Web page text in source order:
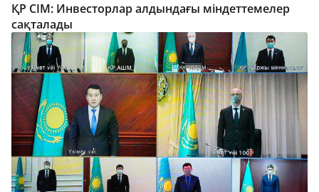
ҚР СІМ: Инвесторлар алдындағы міндеттемелер
сақталады